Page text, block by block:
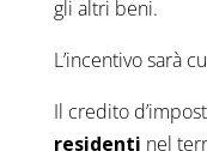
gli altri beni.
L’incentivo sarà
Il credito
residenti nel